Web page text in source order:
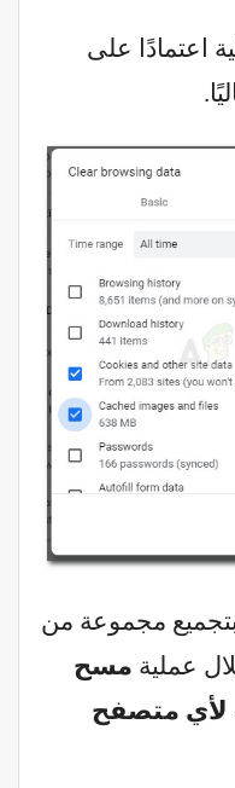
اعتمادًا على
بتجميع مجموعة من
عملية مسح
لأي متصفح